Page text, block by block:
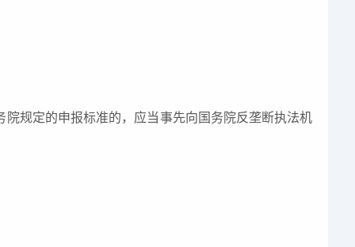
规定的申报标准的，应当事先向国务院反垄断执法机